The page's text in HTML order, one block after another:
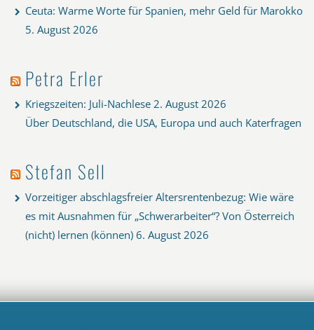
Ceuta: Warme Worte für Spanien, mehr Geld für Marokko
5. August 2026
Petra Erler
Kriegszeiten: Juli-Nachlese 2. August 2026
Über Deutschland, die USA, Europa und auch Katerfragen
Stefan Sell
Vorzeitiger abschlagsfreier Altersrentenbezug: Wie wäre
es mit Ausnahmen für „Schwerarbeiter“? Von Österreich
(nicht) lernen (können) 6. August 2026